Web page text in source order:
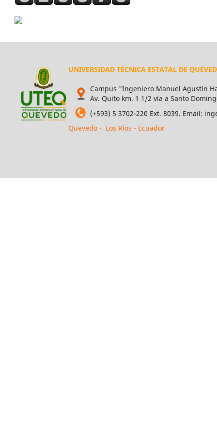
UNIVERSIDAD TÉCNICA ESTATAL DE
Campus "Ingeniero Manuel Agustín
Av. Quito km. 1 1/2 vía a Santo
(+593) 5 3702-220 Ext. 8039. Email:
Quevedo - Los Ríos - Ecuador